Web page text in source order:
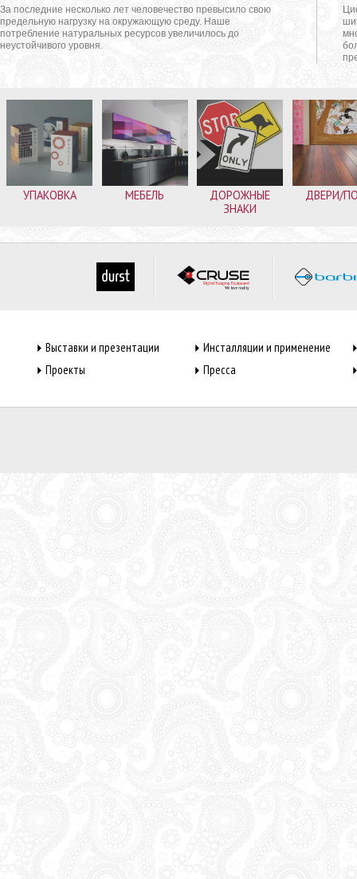
За последние несколько лет человечество превысило свою
предельную нагрузку на окружающую среду. Наше
потребление натуральных ресурсов увеличилось до
неустойчивого уровня.
УПАКОВКА МЕБЕЛЬ
ДОРОЖНЫЕ
ЗНАКИ
ДВЕРИ/
Выставки и презентации
Инсталляции и применение
Проекты
Пресса